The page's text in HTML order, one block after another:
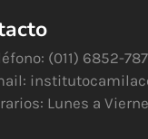
(011) 6852-
Lunes a